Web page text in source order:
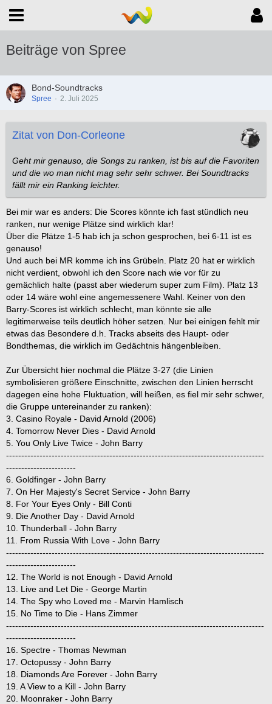
Beiträge von Spree
Bond-Soundtracks
Spree 2. Juli 2025
Zitat von Don-Corleone
Geht mir genauso, die Songs zu ranken, ist bis auf die Favoriten
und die wo man nicht mag sehr sehr schwer. Bei Soundtracks
fällt mir ein Ranking leichter.
Bei mir war es anders: Die Scores könnte ich fast stündlich neu
ranken, nur wenige Plätze sind wirklich klar!
Über die Plätze 1-5 hab ich ja schon gesprochen, bei 6-11 ist es
genauso!
Und auch bei MR komme ich ins Grübeln. Platz 20 hat er wirklich
nicht verdient, obwohl ich den Score nach wie vor für zu
gemächlich halte (passt aber wiederum super zum Film). Platz 13
oder 14 wäre wohl eine angemessenere Wahl. Keiner von den
Barry-Scores ist wirklich schlecht, man könnte sie alle
legitimerweise teils deutlich höher setzen. Nur bei einigen fehlt mir
etwas das Besondere d.h. Tracks abseits des Haupt- oder
Bondthemas, die wirklich im Gedächtnis hängenbleiben.
Zur Übersicht hier nochmal die Plätze 3-27 (die Linien
symbolisieren größere Einschnitte, zwischen den Linien herrscht
dagegen eine hohe Fluktuation, will heißen, es fiel mir sehr schwer,
die Gruppe untereinander zu ranken):
3. Casino Royale - David Arnold (2006)
4. Tomorrow Never Dies - David Arnold
5. You Only Live Twice - John Barry
-------------------------------------------------------------------------------------
-----------------------
6. Goldfinger - John Barry
7. On Her Majesty's Secret Service - John Barry
8. For Your Eyes Only - Bill Conti
9. Die Another Day - David Arnold
10. Thunderball - John Barry
11. From Russia With Love - John Barry
-------------------------------------------------------------------------------------
-----------------------
12. The World is not Enough - David Arnold
13. Live and Let Die - George Martin
14. The Spy who Loved me - Marvin Hamlisch
15. No Time to Die - Hans Zimmer
-------------------------------------------------------------------------------------
-----------------------
16. Spectre - Thomas Newman
17. Octopussy - John Barry
18. Diamonds Are Forever - John Barry
19. A View to a Kill - John Barry
20. Moonraker - John Barry